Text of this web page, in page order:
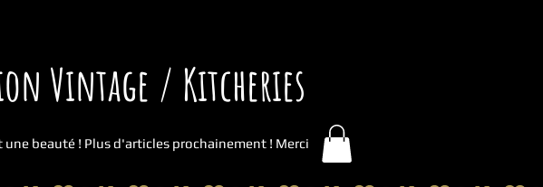
Vintage / Kitcheries
une beauté ! Plus d'articles prochainement ! Merci